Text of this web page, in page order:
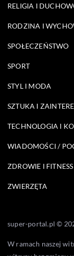
RELIGIA I
RODZINA I
SPOŁECZEŃSTWO
SPORT
STYL I MODA
SZTUKA I
TECHNOLOGIA I
WIADOMOŚCI /
ZDROWIE I FITNESS
ZWIERZĘTA
super-portal.pl ©
W ramach naszej